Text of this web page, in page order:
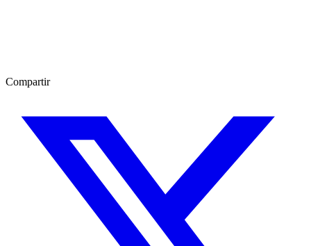
Compartir